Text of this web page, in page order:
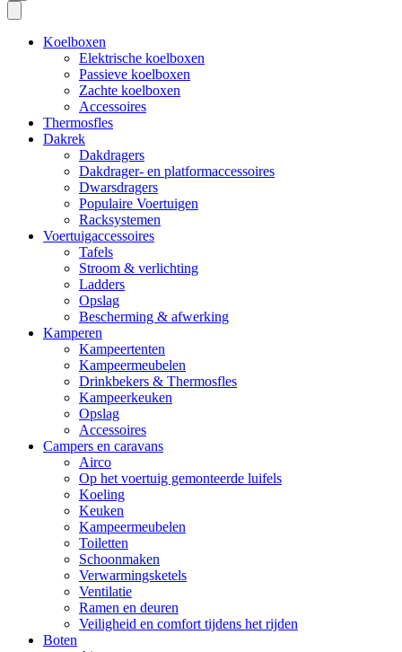
Koelboxen
Elektrische koelboxen
Passieve koelboxen
Zachte koelboxen
Accessoires
Thermosfles
Dakrek
Dakdragers
Dakdrager- en platformaccessoires
Dwarsdragers
Populaire Voertuigen
Racksystemen
Voertuigaccessoires
Tafels
Stroom & verlichting
Ladders
Opslag
Bescherming & afwerking
Kamperen
Kampeertenten
Kampeermeubelen
Drinkbekers & Thermosfles
Kampeerkeuken
Opslag
Accessoires
Campers en caravans
Airco
Op het voertuig gemonteerde luifels
Koeling
Keuken
Kampeermeubelen
Toiletten
Schoonmaken
Verwarmingsketels
Ventilatie
Ramen en deuren
Veiligheid en comfort tijdens het rijden
Boten